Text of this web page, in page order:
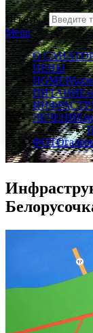
Искать...
Menu
О
ЦЕНЫ
НОМЕРА
ПИТАНИЕ
ЛЕЧЕНИЕ
ФОТО